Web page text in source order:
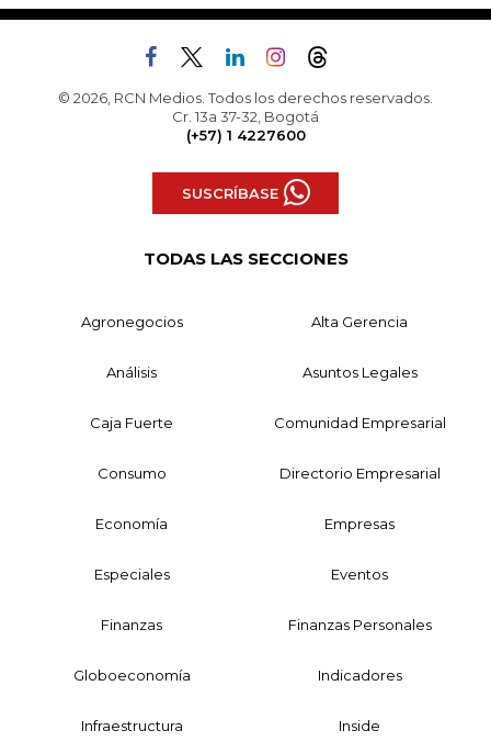
© 2026, RCN Medios. Todos los derechos reservados.
Cr. 13a 37-32, Bogotá
(+57) 1 4227600
SUSCRÍBASE
TODAS LAS SECCIONES
Agronegocios Alta Gerencia
Análisis Asuntos Legales
Caja Fuerte Comunidad Empresarial
Consumo Directorio Empresarial
Economía Empresas
Especiales Eventos
Finanzas Finanzas Personales
Globoeconomía Indicadores
Infraestructura Inside